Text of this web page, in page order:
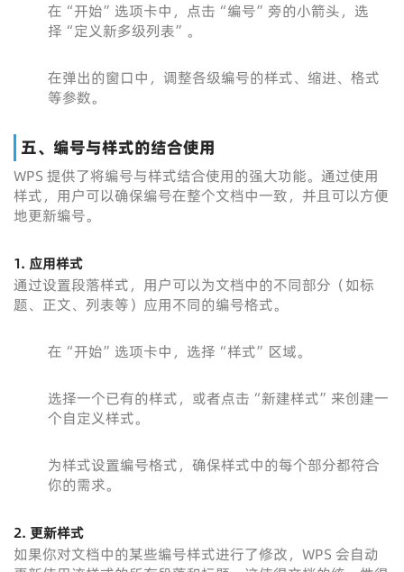
在“开始”选项卡中，点击“编号”旁的小箭头，选
择“定义新多级列表”。
在弹出的窗口中，调整各级编号的样式、缩进、格式
等参数。
五、编号与样式的结合使用
WPS 提供了将编号与样式结合使用的强大功能。通过使用
样式，用户可以确保编号在整个文档中一致，并且可以方便
地更新编号。
1. 应用样式
通过设置段落样式，用户可以为文档中的不同部分（如标
题、正文、列表等）应用不同的编号格式。
在“开始”选项卡中，选择“样式”区域。
选择一个已有的样式，或者点击“新建样式”来创建一
个自定义样式。
为样式设置编号格式，确保样式中的每个部分都符合
你的需求。
2. 更新样式
如果你对文档中的某些编号样式进行了修改，WPS 会自动